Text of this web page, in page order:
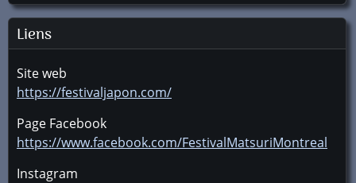
Liens
Site web
https://festivaljapon.com/
Page Facebook
https://www.facebook.com/FestivalMatsuriMontreal
Instagram